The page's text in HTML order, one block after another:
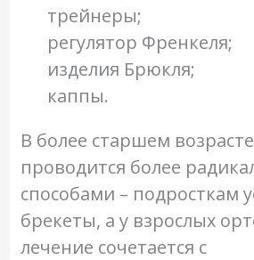
трейнеры;
регулятор Френкеля;
изделия Брюкля;
каппы.
В более старшем
проводится более
способами – подросткам
брекеты, а у взрослых
лечение сочетается с